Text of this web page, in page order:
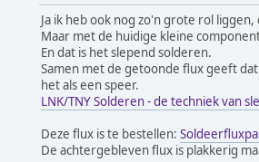
Ja ik heb ook nog zo'n grote rol
Maar met de huidige kleine
En dat is het slepend solderen.
Samen met de getoonde flux geeft
het als een speer.
LNK/TNY Solderen - de techniek van
Deze flux is te bestellen:
De achtergebleven flux is plakkerig